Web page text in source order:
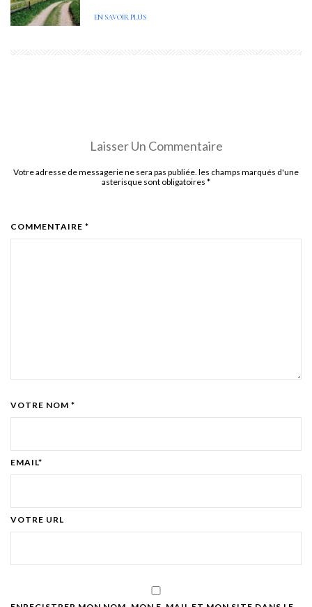
EN SAVOIR PLUS
Laisser Un Commentaire
Votre adresse de messagerie ne sera pas publiée. les champs marqués d'une
asterisque sont obligatoires *
COMMENTAIRE *
VOTRE NOM *
EMAIL*
VOTRE URL